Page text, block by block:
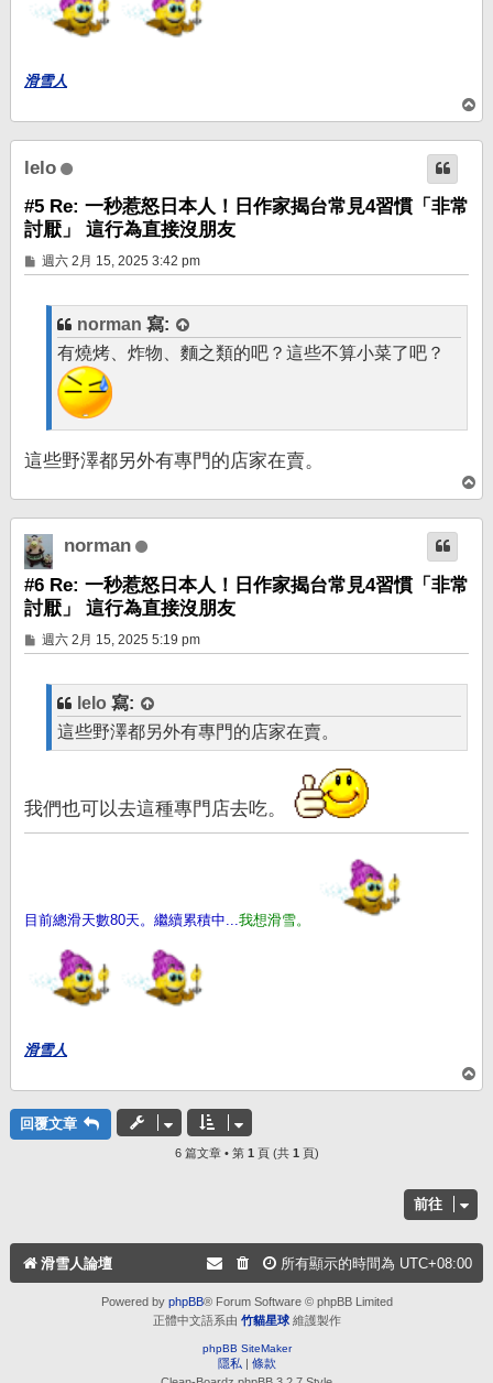
滑雪人
頂
端
lelo
#5 Re: 一秒惹怒日本人！日作家揭台常見4習慣「非常
討厭」 這行為直接沒朋友
文
章
週六 2月 15, 2025 3:42 pm
norman 寫:
有燒烤、炸物、麵之類的吧？這些不算小菜了吧？
這些野澤都另外有專門的店家在賣。
頂
端
norman
#6 Re: 一秒惹怒日本人！日作家揭台常見4習慣「非常
討厭」 這行為直接沒朋友
文
章
週六 2月 15, 2025 5:19 pm
lelo 寫:
這些野澤都另外有專門的店家在賣。
我們也可以去這種專門店去吃。
目前總滑天數80天。繼續累積中... 我想滑雪。
滑雪人
頂
回覆文章
6 篇文章 • 第 1 頁 (共 1 頁)
前往
滑雪人論壇 所有顯示的時間為 UTC+08:00
Powered by phpBB® Forum Software © phpBB Limited
正體中文語系由 竹貓星球維護製作
phpBB SiteMaker
隱私 | 條款